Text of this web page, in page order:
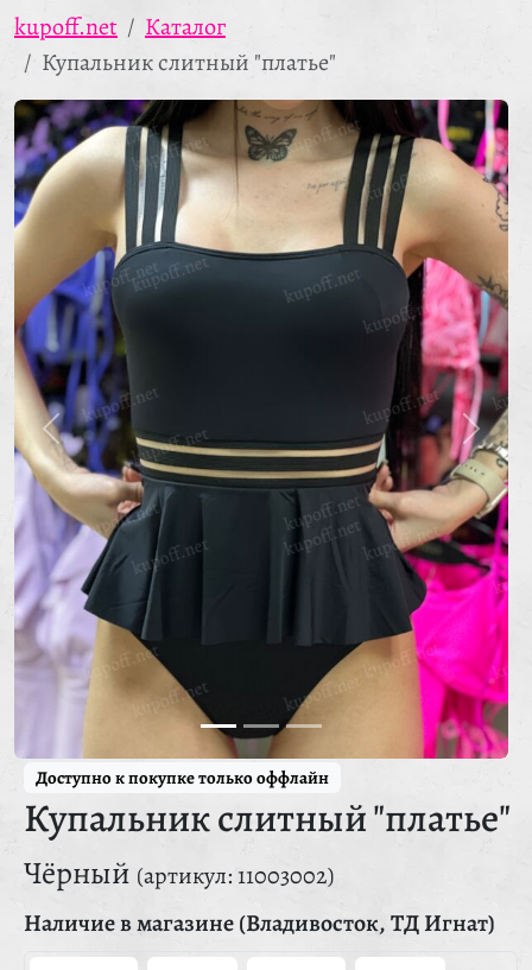
kupoff.net
Каталог
Купальник слитный "платье"
Доступно к покупке только оффлайн
Купальник слитный "платье"
Чёрный (артикул: 11003002)
Наличие в магазине (Владивосток, ТД Игнат)